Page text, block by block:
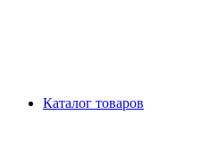
Каталог товаров